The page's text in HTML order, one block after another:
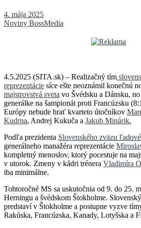
4. mája 2025
Noviny BossMedia
4.5.2025 (SITA.sk) – Realizačný tím
reprezentácie síce ešte neoznámil konečnú
majstrovstvá sveta vo Švédsku a Dánsku,
generálke na šampionát proti Francúzsku
Európy nebude hrať kvarteto útočníkov
Kudrna, Andrej Kukuča a Jakub Minárik.
Podľa prezidenta Slovenského zväzu
generálneho manažéra reprezentácie
kompletný menoslov, ktorý pocestuje na
v utorok. Zmeny v kádri trénera Vladimíra
iba minimálne.
Tohtoročné MS sa uskutočnia od 9. do 25.
Herningu a švédskom Štokholme.
predstaví v Štokholme a postupne vyzve
Rakúska, Francúzska, Kanady, Lotyšska a